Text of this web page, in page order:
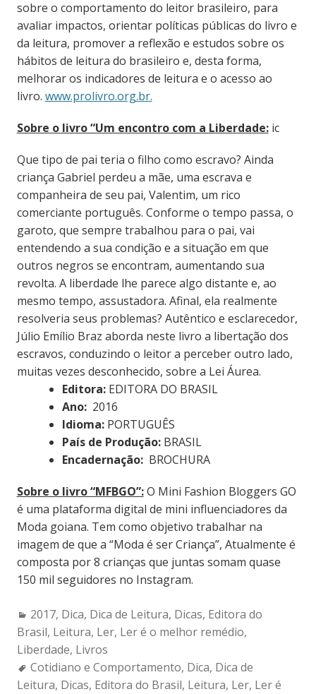
sobre o comportamento do leitor brasileiro, para
avaliar impactos, orientar políticas públicas do livro e
da leitura, promover a reflexão e estudos sobre os
hábitos de leitura do brasileiro e, desta forma,
melhorar os indicadores de leitura e o acesso ao
livro. www.prolivro.org.br.
Sobre o livro “Um encontro com a Liberdade: ic
Que tipo de pai teria o filho como escravo? Ainda
criança Gabriel perdeu a mãe, uma escrava e
companheira de seu pai, Valentim, um rico
comerciante português. Conforme o tempo passa, o
garoto, que sempre trabalhou para o pai, vai
entendendo a sua condição e a situação em que
outros negros se encontram, aumentando sua
revolta. A liberdade lhe parece algo distante e, ao
mesmo tempo, assustadora. Afinal, ela realmente
resolveria seus problemas? Autêntico e esclarecedor,
Júlio Emílio Braz aborda neste livro a libertação dos
escravos, conduzindo o leitor a perceber outro lado,
muitas vezes desconhecido, sobre a Lei Áurea.
Editora: EDITORA DO BRASIL
Ano: 2016
Idioma: PORTUGUÊS
País de Produção: BRASIL
Encadernação: BROCHURA
Sobre o livro “MFBGO”: O Mini Fashion Bloggers GO
é uma plataforma digital de mini influenciadores da
Moda goiana. Tem como objetivo trabalhar na
imagem de que a “Moda é ser Criança”, Atualmente é
composta por 8 crianças que juntas somam quase
150 mil seguidores no Instagram.
Categories:
2017, Dica, Dica de Leitura, Dicas, Editora do
Brasil, Leitura, Ler, Ler é o melhor remédio,
Liberdade, Livros
Tags:
Cotidiano e Comportamento, Dica, Dica de
Leitura, Dicas, Editora do Brasil, Leitura, Ler, Ler é